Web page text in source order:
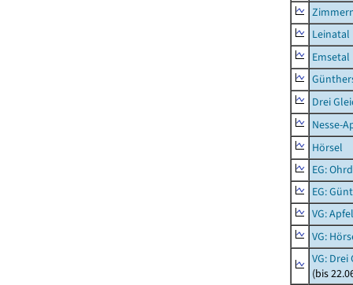
Leinatal
Emsetal
Drei
Nesse-
Hörsel
EG:
EG:
VG:
VG:
VG:
(bis